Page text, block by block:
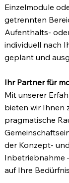
Einzelmodule
getrennten
Aufenthalts‑
individuell nach
geplant und
Ihr Partner für
Mit unserer
bieten wir Ihnen
pragmatische
der Konzept‑
Inbetriebnahme
auf Ihre